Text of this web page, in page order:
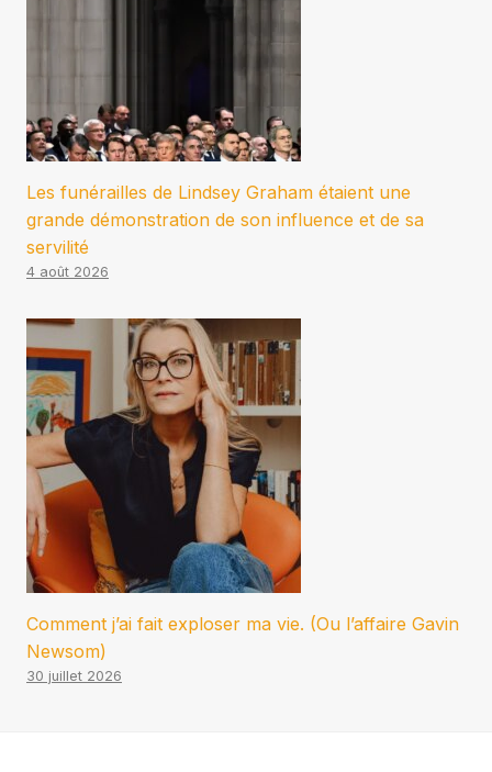
Les funérailles de Lindsey Graham étaient une
grande démonstration de son influence et de sa
servilité
4 août 2026
Comment j’ai fait exploser ma vie. (Ou l’affaire Gavin
Newsom)
30 juillet 2026